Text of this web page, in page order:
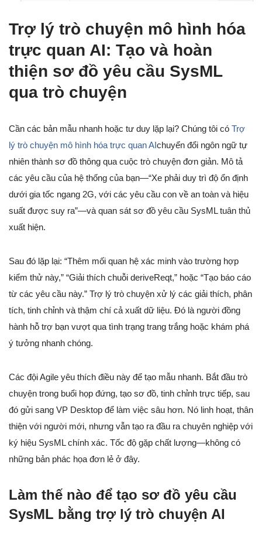
Trợ lý trò chuyện mô hình hóa
trực quan AI: Tạo và hoàn
thiện sơ đồ yêu cầu SysML
qua trò chuyện
Cần các bản mẫu nhanh hoặc tư duy lặp lại? Chúng tôi có Trợ
lý trò chuyện mô hình hóa trực quan AIchuyển đổi ngôn ngữ tự
nhiên thành sơ đồ thông qua cuộc trò chuyện đơn giản. Mô tả
các yêu cầu của hệ thống của bạn—“Xe phải duy trì độ ổn định
dưới gia tốc ngang 2G, với các yêu cầu con về an toàn và hiệu
suất được suy ra”—và quan sát sơ đồ yêu cầu SysML tuân thủ
xuất hiện.
Sau đó lặp lại: “Thêm mối quan hệ xác minh vào trường hợp
kiểm thử này,” “Giải thích chuỗi deriveReqt,” hoặc “Tạo báo cáo
từ các yêu cầu này.” Trợ lý trò chuyện xử lý các giải thích, phân
tích, tinh chỉnh và thậm chí cả xuất dữ liệu. Đó là người đồng
hành hỗ trợ bạn vượt qua tình trạng trang trắng hoặc khám phá
ý tưởng nhanh chóng.
Các đội Agile yêu thích điều này để tạo mẫu nhanh. Bắt đầu trò
chuyện trong buổi họp đứng, tạo sơ đồ, tinh chỉnh trực tiếp, sau
đó gửi sang VP Desktop để làm việc sâu hơn. Nó linh hoạt, thân
thiện với người mới, nhưng vẫn tạo ra đầu ra chuyên nghiệp với
ký hiệu SysML chính xác. Tốc độ gặp chất lượng—không có
những bản phác họa đơn lẻ ở đây.
Làm thế nào để tạo sơ đồ yêu cầu
SysML bằng trợ lý trò chuyện AI